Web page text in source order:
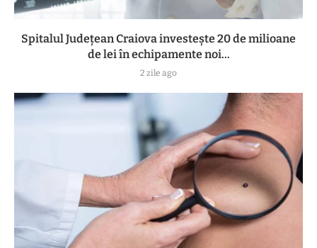
Spitalul Județean Craiova investește 20 de milioane
de lei în echipamente noi...
2 zile ago